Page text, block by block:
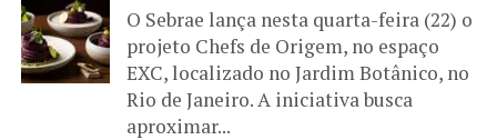
O Sebrae lança nesta quarta-feira (22) o
projeto Chefs de Origem, no espaço
EXC, localizado no Jardim Botânico, no
Rio de Janeiro. A iniciativa busca
aproximar...